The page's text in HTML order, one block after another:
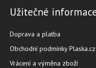
Užitečné
Doprava a platba
Obchodní podmínky Plaska.cz
Vrácení a výměna zboží